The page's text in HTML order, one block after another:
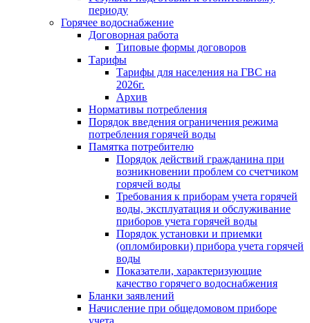
периоду
Горячее водоснабжение
Договорная работа
Типовые формы договоров
Тарифы
Тарифы для населения на ГВС на
2026г.
Архив
Нормативы потребления
Порядок введения ограничения режима
потребления горячей воды
Памятка потребителю
Порядок действий гражданина при
возникновении проблем со счетчиком
горячей воды
Требования к приборам учета горячей
воды, эксплуатация и обслуживание
приборов учета горячей воды
Порядок установки и приемки
(опломбировки) прибора учета горячей
воды
Показатели, характеризующие
качество горячего водоснабжения
Бланки заявлений
Начисление при общедомовом приборе